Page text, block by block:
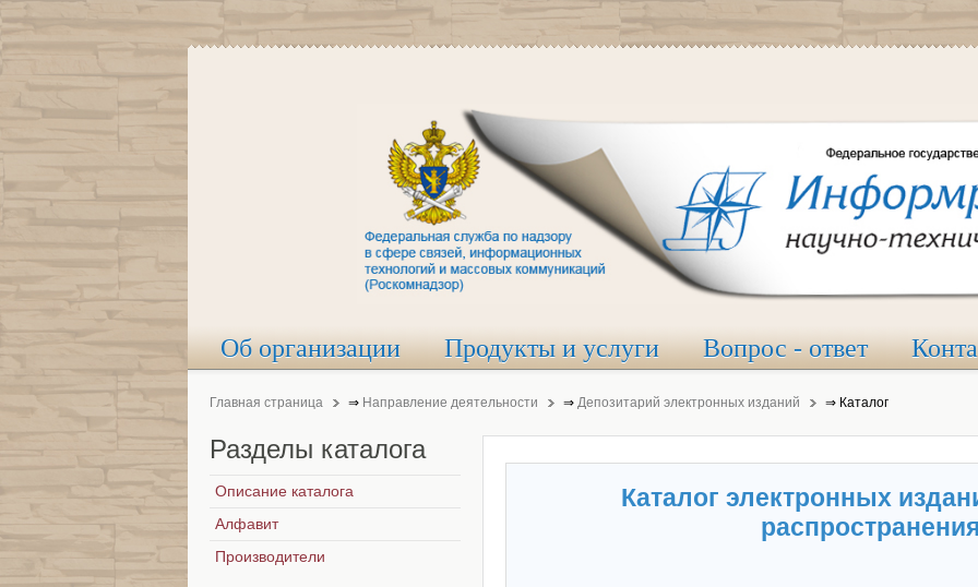
Об организации Продукты и услуги Вопрос - ответ
Главная страница ⇒ Направление деятельности ⇒ Депозитарий электронных изданий ⇒ Каталог
Каталог электронных
Разделы каталога
Описание каталога
Алфавит
Производители